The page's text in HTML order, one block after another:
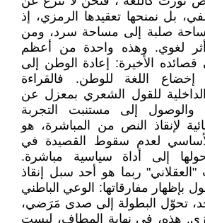
بل نمنحها تعقيدها الرمزي، إذ
صلبة إلى مساحة سرد، ومن
أثر لغوي. وهذه واحدة من أعظم
الأخيرة: إعادة الوطن إلى
اللغة للوطن. فالقراءة
للقول الشعري بمعزل عن
إلى مستنبت التجربة
لإنقاذ النص من المباشرة، هو
لعدم سقوط القصيدة في
إلى أداة سياسية مباشرة.
"العقلاني" ربما هو أحد سبل إنقاذ
بإظهار مفارقاتها: الوعي الباطني
تحوّل البطولة إلى صدى مَرَضي،
هذه، في نهاية المطاف، ليست